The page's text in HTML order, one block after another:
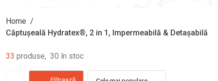
Home /
Căptușeală Hydratex®, 2 in 1, Impermeabilă & Detașabilă
33 produse, 30 în stoc